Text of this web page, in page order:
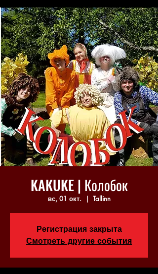
KAKUKE | Колобок
вс, 01 окт.
  |
Tallinn
Регистрация закрыта
Смотреть другие события